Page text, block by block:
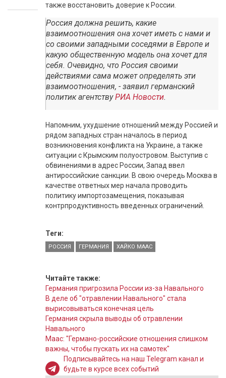
также восстановить доверие к России.
Россия должна решить, какие
взаимоотношения она хочет иметь с нами и
со своими западными соседями в Европе и
какую общественную модель она хочет для
себя. Очевидно, что Россия своими
действиями сама может определять эти
взаимоотношения, - заявил германский
политик агентствуРИА Новости.
Напомним, ухудшение отношений между Россией и
рядом западных стран началось в период
возникновения конфликта на Украине, а также
ситуации с Крымским полуостровом. Выступив с
обвинениями в адрес России, Запад ввел
антироссийские санкции. В свою очередь Москва в
качестве ответных мер начала проводить
политику импортозамещения, показывая
контрпродуктивность введенных ограничений.
Теги:
РОССИЯ ГЕРМАНИЯ ХАЙКО МААС
Читайте также:
Германия пригрозила России из-за Навального
В деле об "отравлении Навального" стала
вырисовываться конечная цель
Германия скрыла выводы об отравлении
Навального
Маас: "Германо-российские отношения слишком
важны, чтобы пускать их на самотек"
Подписывайтесь на наш Telegram канал и
будьте в курсе всех событий